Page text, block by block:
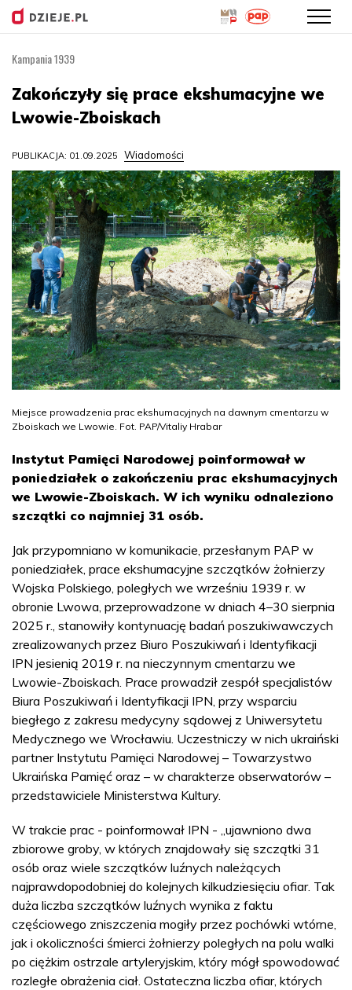
treści
Kampania 1939
Zakończyły się prace ekshumacyjne we
Lwowie-Zboiskach
PUBLIKACJA: 01.09.2025 Wiadomości
Miejsce prowadzenia prac ekshumacyjnych na dawnym cmentarzu w
Zboiskach we Lwowie. Fot. PAP/Vitaliy Hrabar
Instytut Pamięci Narodowej poinformował w
poniedziałek o zakończeniu prac ekshumacyjnych
we Lwowie-Zboiskach. W ich wyniku odnaleziono
szczątki co najmniej 31 osób.
Jak przypomniano w komunikacie, przesłanym PAP w
poniedziałek, prace ekshumacyjne szczątków żołnierzy
Wojska Polskiego, poległych we wrześniu 1939 r. w
obronie Lwowa, przeprowadzone w dniach 4–30 sierpnia
2025 r., stanowiły kontynuację badań poszukiwawczych
zrealizowanych przez Biuro Poszukiwań i Identyfikacji
IPN jesienią 2019 r. na nieczynnym cmentarzu we
Lwowie-Zboiskach. Prace prowadził zespół specjalistów
Biura Poszukiwań i Identyfikacji IPN, przy wsparciu
biegłego z zakresu medycyny sądowej z Uniwersytetu
Medycznego we Wrocławiu. Uczestniczy w nich ukraiński
partner Instytutu Pamięci Narodowej – Towarzystwo
Ukraińska Pamięć oraz – w charakterze obserwatorów –
przedstawiciele Ministerstwa Kultury.
W trakcie prac - poinformował IPN - „ujawniono dwa
zbiorowe groby, w których znajdowały się szczątki 31
osób oraz wiele szczątków luźnych należących
najprawdopodobniej do kolejnych kilkudziesięciu ofiar. Tak
duża liczba szczątków luźnych wynika z faktu
częściowego zniszczenia mogiły przez pochówki wtórne,
jak i okoliczności śmierci żołnierzy poległych na polu walki
po ciężkim ostrzale artyleryjskim, który mógł spowodować
rozległe obrażenia ciał. Ostateczna liczba ofiar, których